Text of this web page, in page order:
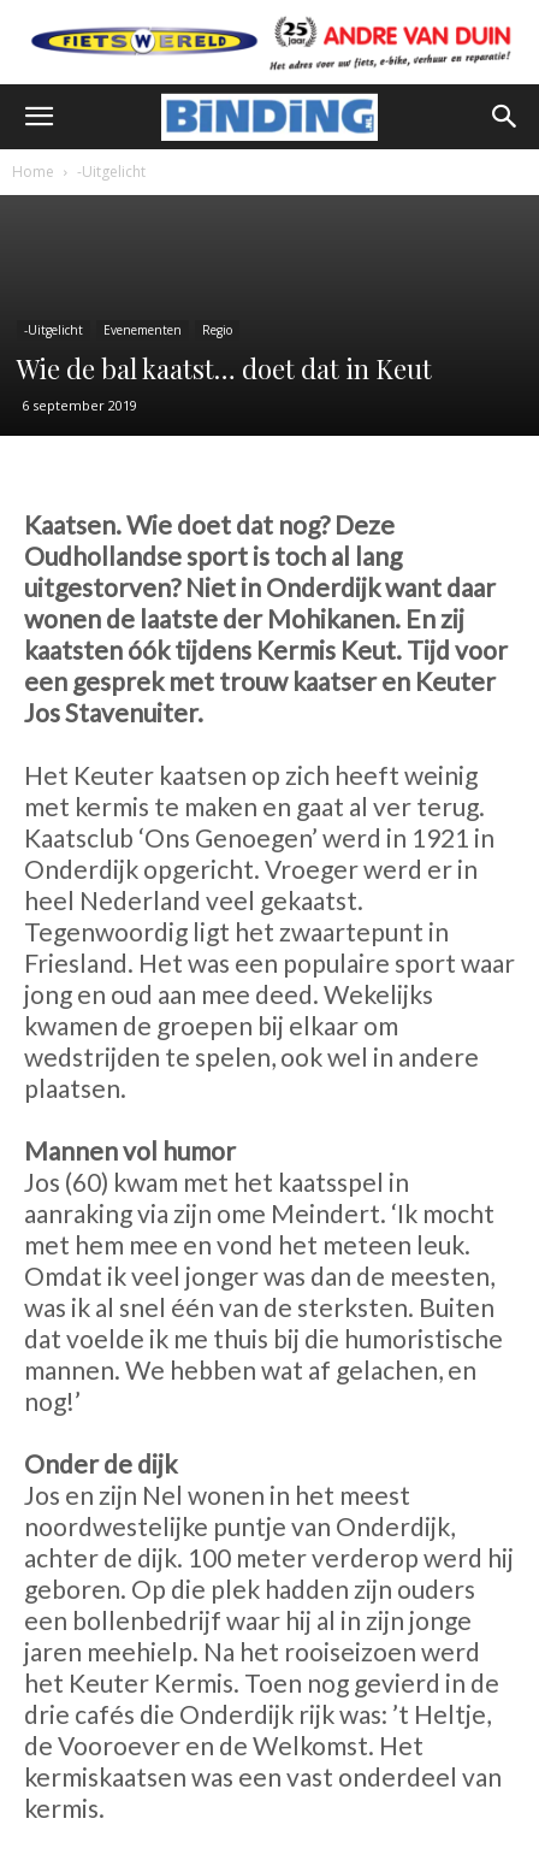
Home -Uitgelicht
-Uitgelicht Evenementen Regio
Wie de bal kaatst… doet dat in Keut
6 september 2019
Kaatsen. Wie doet dat nog? Deze
Oudhollandse sport is toch al lang
uitgestorven? Niet in Onderdijk want daar
wonen de laatste der Mohikanen. En zij
kaatsten óók tijdens Kermis Keut. Tijd voor
een gesprek met trouw kaatser en Keuter
Jos Stavenuiter.
Het Keuter kaatsen op zich heeft weinig
met kermis te maken en gaat al ver terug.
Kaatsclub ‘Ons Genoegen’ werd in 1921 in
Onderdijk opgericht. Vroeger werd er in
heel Nederland veel gekaatst.
Tegenwoordig ligt het zwaartepunt in
Friesland. Het was een populaire sport waar
jong en oud aan mee deed. Wekelijks
kwamen de groepen bij elkaar om
wedstrijden te spelen, ook wel in andere
plaatsen.
Mannen vol humor
Jos (60) kwam met het kaatsspel in
aanraking via zijn ome Meindert. ‘Ik mocht
met hem mee en vond het meteen leuk.
Omdat ik veel jonger was dan de meesten,
was ik al snel één van de sterksten. Buiten
dat voelde ik me thuis bij die humoristische
mannen. We hebben wat af gelachen, en
nog!’
Onder de dijk
Jos en zijn Nel wonen in het meest
noordwestelijke puntje van Onderdijk,
achter de dijk. 100 meter verderop werd hij
geboren. Op die plek hadden zijn ouders
een bollenbedrijf waar hij al in zijn jonge
jaren meehielp. Na het rooiseizoen werd
het Keuter Kermis. Toen nog gevierd in de
drie cafés die Onderdijk rijk was: ’t Heltje,
de Vooroever en de Welkomst. Het
kermiskaatsen was een vast onderdeel van
kermis.